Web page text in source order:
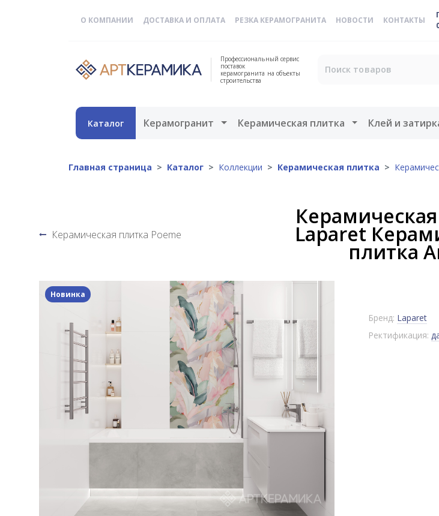
О КОМПАНИИ ДОСТАВКА И ОПЛАТА РЕЗКА КЕРАМОГРАНИТА НОВОСТИ КОНТАКТЫ
Профессиональный сервис
поставок
керамогранита на объекты
строительства
Каталог Керамогранит Открыть меню
Керамическая плитка Открыть меню
Клей и
Главная страница Каталог Коллекции Керамическая плитка
Керамическая плитка Poeme Laparet
плитка
Новинка
Бренд: Laparet
Ректификация: